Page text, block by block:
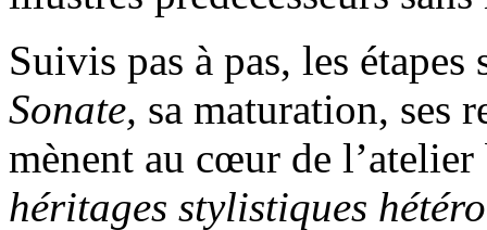
Suivis pas à pas, les
Sonate, sa maturation, ses
mènent au cœur de
héritages stylistiques